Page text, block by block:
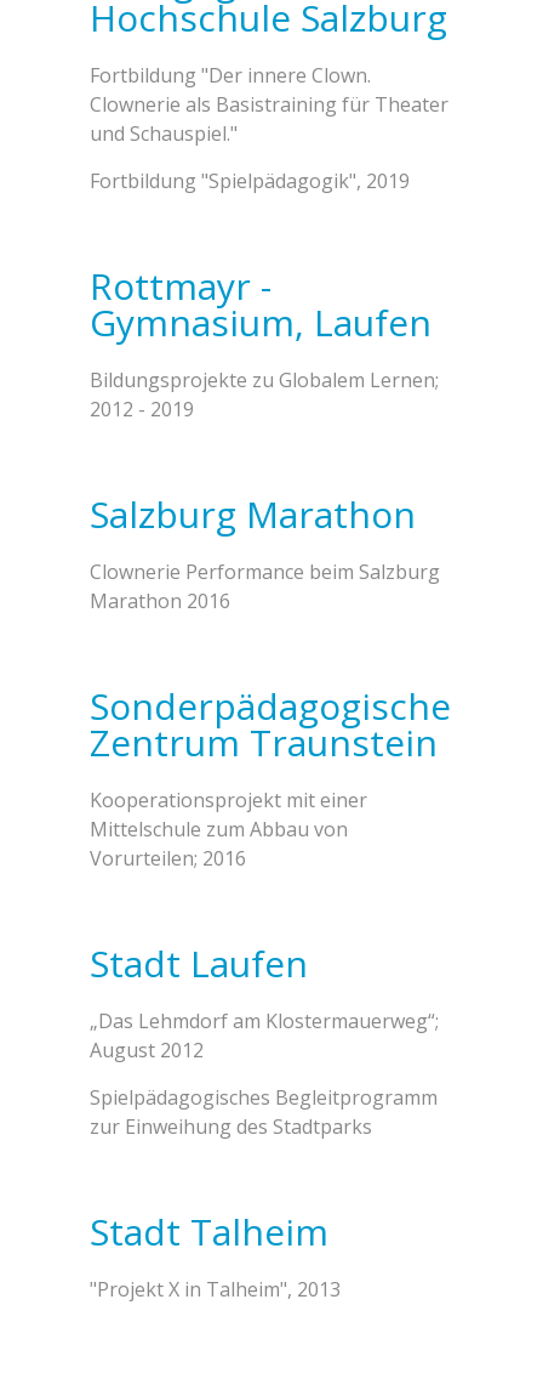
Hochschule Salzburg
Fortbildung "Der innere Clown.
Clownerie als Basistraining für Theater
und Schauspiel."
Fortbildung "Spielpädagogik", 2019
Rottmayr -
Gymnasium, Laufen
Bildungsprojekte zu Globalem Lernen;
2012 - 2019
Salzburg Marathon
Clownerie Performance beim Salzburg
Marathon 2016
Sonderpädagogisches
Zentrum Traunstein
Kooperationsprojekt mit einer
Mittelschule zum Abbau von
Vorurteilen; 2016
Stadt Laufen
„Das Lehmdorf am Klostermauerweg“;
August 2012
Spielpädagogisches Begleitprogramm
zur Einweihung des Stadtparks
Stadt Talheim
"Projekt X in Talheim", 2013